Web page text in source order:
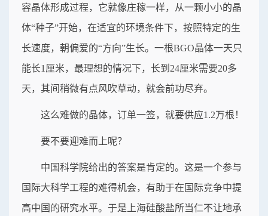
容晶体形成过程，它就像庄稼一样，从一颗小小的晶
体“种子”开始，在适宜的环境条件下，按照特定的生
长速度，朝偏爱的“方向”生长。一根BGO晶体一天只
能长1厘米，最理想的情况下，长到24厘米需要20多
天，其间稍微有点风吹草动，就会前功尽弃。
这么难做的晶体，订单一签，就要供应1.2万根！
要不要迎难而上呢？
中国科学院给出的答案是肯定的。这是一个参与
国际大科学工程的难得机会，有助于在国际竞争中提
高中国的研究水平。于是上海硅酸盐所当仁不让地承